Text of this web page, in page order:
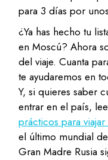
para 3 días por
¿Ya has hecho tu
en Moscú? Ahora
del viaje. Cuanta
te ayudaremos en
Y, si quieres saber
entrar en el país,
prácticos para viajar
el último mundial
Gran Madre Rusia